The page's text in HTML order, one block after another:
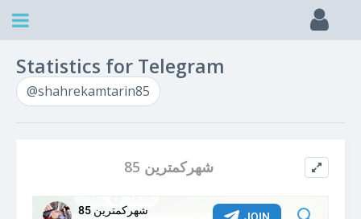
Statistics for Telegram
@shahrekamtarin85
شهرکمترین 85